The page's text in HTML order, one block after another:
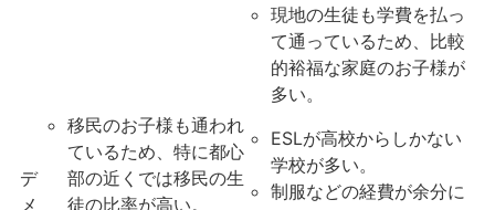
現地の生徒も学費を払っ
て通っているため、比較
的裕福な家庭のお子様が
多い。
デ
メ
移民のお子様も通われ
ているため、特に都心
部の近くでは移民の生
徒の比率が高い。
ESLが高校からしかない
学校が多い。
制服などの経費が余分に